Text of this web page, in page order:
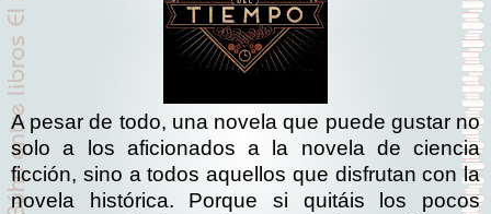
A pesar de todo, una novela que puede gustar no
solo a los aficionados a la novela de ciencia
ficción, sino a todos aquellos que disfrutan con la
novela histórica. Porque si quitáis los pocos